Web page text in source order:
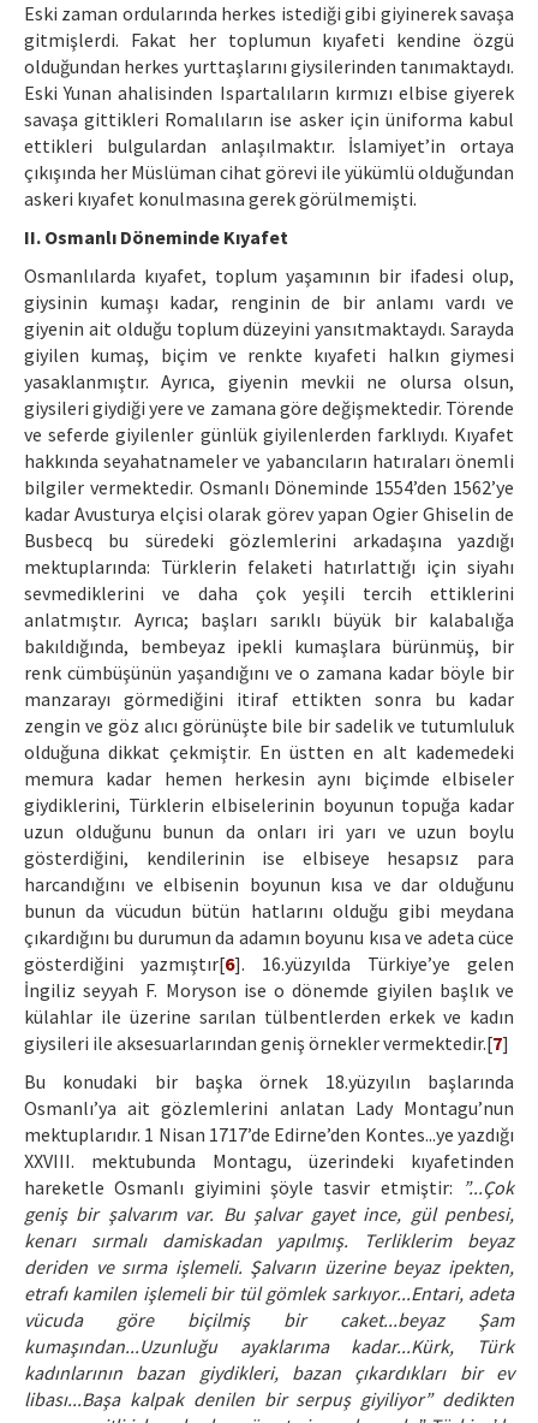
Eski zaman ordularında herkes istediği gibi giyinerek savaşa
gitmişlerdi. Fakat her toplumun kıyafeti kendine özgü
olduğundan herkes yurttaşlarını giysilerinden tanımaktaydı.
Eski Yunan ahalisinden Ispartalıların kırmızı elbise giyerek
savaşa gittikleri Romalıların ise asker için üniforma kabul
ettikleri bulgulardan anlaşılmaktır. İslamiyet’in ortaya
çıkışında her Müslüman cihat görevi ile yükümlü olduğundan
askeri kıyafet konulmasına gerek görülmemişti.
II. Osmanlı Döneminde Kıyafet
Osmanlılarda kıyafet, toplum yaşamının bir ifadesi olup,
giysinin kumaşı kadar, renginin de bir anlamı vardı ve
giyenin ait olduğu toplum düzeyini yansıtmaktaydı. Sarayda
giyilen kumaş, biçim ve renkte kıyafeti halkın giymesi
yasaklanmıştır. Ayrıca, giyenin mevkii ne olursa olsun,
giysileri giydiği yere ve zamana göre değişmektedir. Törende
ve seferde giyilenler günlük giyilenlerden farklıydı. Kıyafet
hakkında seyahatnameler ve yabancıların hatıraları önemli
bilgiler vermektedir. Osmanlı Döneminde 1554’den 1562’ye
kadar Avusturya elçisi olarak görev yapan Ogier Ghiselin de
Busbecq bu süredeki gözlemlerini arkadaşına yazdığı
mektuplarında: Türklerin felaketi hatırlattığı için siyahı
sevmediklerini ve daha çok yeşili tercih ettiklerini
anlatmıştır. Ayrıca; başları sarıklı büyük bir kalabalığa
bakıldığında, bembeyaz ipekli kumaşlara bürünmüş, bir
renk cümbüşünün yaşandığını ve o zamana kadar böyle bir
manzarayı görmediğini itiraf ettikten sonra bu kadar
zengin ve göz alıcı görünüşte bile bir sadelik ve tutumluluk
olduğuna dikkat çekmiştir. En üstten en alt kademedeki
memura kadar hemen herkesin aynı biçimde elbiseler
giydiklerini, Türklerin elbiselerinin boyunun topuğa kadar
uzun olduğunu bunun da onları iri yarı ve uzun boylu
gösterdiğini, kendilerinin ise elbiseye hesapsız para
harcandığını ve elbisenin boyunun kısa ve dar olduğunu
bunun da vücudun bütün hatlarını olduğu gibi meydana
çıkardığını bu durumun da adamın boyunu kısa ve adeta cüce
gösterdiğini yazmıştır[6]. 16.yüzyılda Türkiye’ye gelen
İngiliz seyyah F. Moryson ise o dönemde giyilen başlık ve
külahlar ile üzerine sarılan tülbentlerden erkek ve kadın
giysileri ile aksesuarlarından geniş örnekler vermektedir.[7]
Bu konudaki bir başka örnek 18.yüzyılın başlarında
Osmanlı’ya ait gözlemlerini anlatan Lady Montagu’nun
mektuplarıdır. 1 Nisan 1717’de Edirne’den Kontes...ye yazdığı
XXVIII. mektubunda Montagu, üzerindeki kıyafetinden
hareketle Osmanlı giyimini şöyle tasvir etmiştir: ”...Çok
geniş bir şalvarım var. Bu şalvar gayet ince, gül penbesi,
kenarı sırmalı damiskadan yapılmış. Terliklerim beyaz
deriden ve sırma işlemeli. Şalvarın üzerine beyaz ipekten,
etrafı kamilen işlemeli bir tül gömlek sarkıyor...Entari, adeta
vücuda göre biçilmiş bir caket...beyaz Şam
kumaşından...Uzunluğu ayaklarıma kadar...Kürk, Türk
kadınlarının bazan giydikleri, bazan çıkardıkları bir ev
libası...Başa kalpak denilen bir serpuş giyiliyor” dedikten